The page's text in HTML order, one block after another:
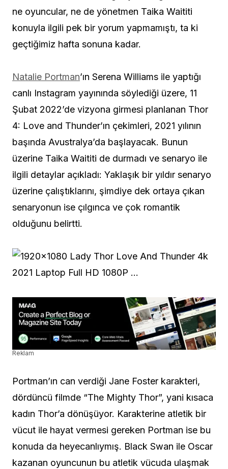
ne oyuncular, ne de yönetmen Taika Waititi
konuyla ilgili pek bir yorum yapmamıştı, ta ki
geçtiğimiz hafta sonuna kadar.
Natalie Portman’ın Serena Williams ile yaptığı
canlı Instagram yayınında söylediği üzere, 11
Şubat 2022’de vizyona girmesi planlanan Thor
4: Love and Thunder’ın çekimleri, 2021 yılının
başında Avustralya’da başlayacak. Bunun
üzerine Taika Waititi de durmadı ve senaryo ile
ilgili detaylar açıkladı: Yaklaşık bir yıldır senaryo
üzerine çalıştıklarını, şimdiye dek ortaya çıkan
senaryonun ise çılgınca ve çok romantik
olduğunu belirtti.
Reklam
Portman’ın can verdiği Jane Foster karakteri,
dördüncü filmde “The Mighty Thor”, yani kısaca
kadın Thor’a dönüşüyor. Karakterine atletik bir
vücut ile hayat vermesi gereken Portman ise bu
konuda da heyecanlıymış. Black Swan ile Oscar
kazanan oyuncunun bu atletik vücuda ulaşmak